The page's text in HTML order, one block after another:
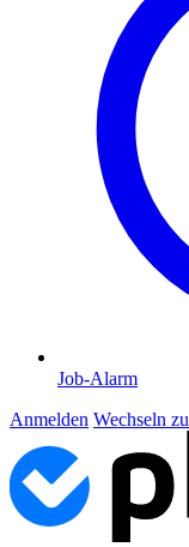
Job-Alarm
Anmelden Wechseln zu